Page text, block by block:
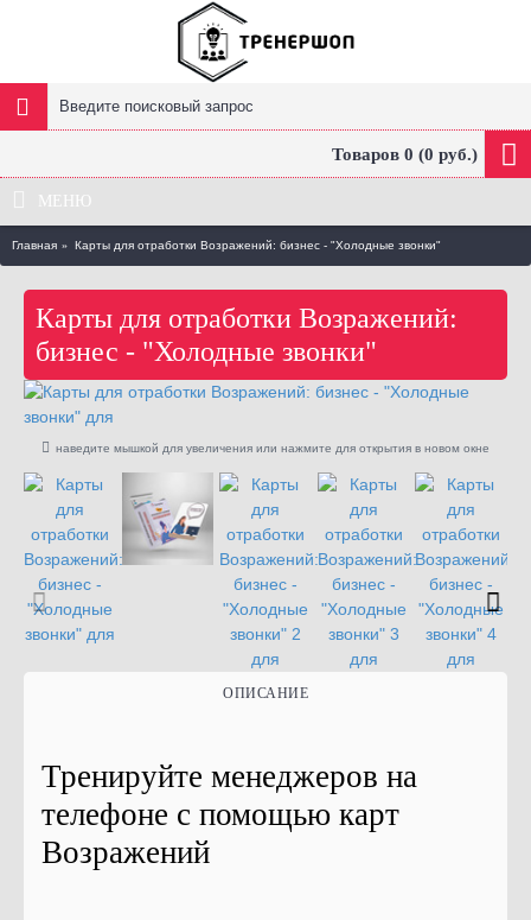
Товаров 0 (0 руб.)
МЕНЮ
Главная Карты для отработки Возражений: бизнес - "Холодные звонки"
Карты для отработки Возражений:
бизнес - "Холодные звонки"
наведите мышкой для увеличения или нажмите для открытия в новом окне
ОПИСАНИЕ
Тренируйте менеджеров на
телефоне с помощью карт
Возражений